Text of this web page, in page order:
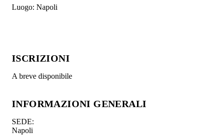
Luogo: Napoli
ISCRIZIONI
A breve disponibile
INFORMAZIONI GENERALI
SEDE:
Napoli